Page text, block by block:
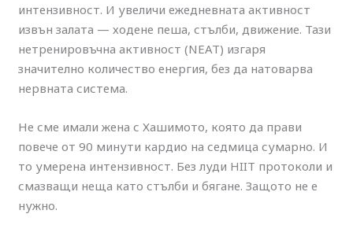
интензивност. И увеличи ежедневната активност
извън залата — ходене пеша, стълби, движение. Тази
нетренировъчна активност (NEAT) изгаря
значително количество енергия, без да натоварва
нервната система.
Не сме имали жена с Хашимото, която да прави
повече от 90 минути кардио на седмица сумарно. И
то умерена интензивност. Без луди HIIT протоколи и
смазващи неща като стълби и бягане. Защото не е
нужно.